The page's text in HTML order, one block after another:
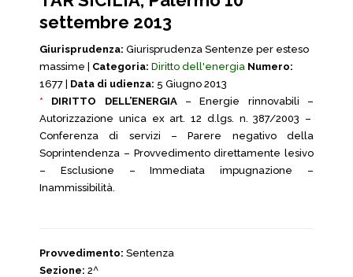
settembre 2013
Giurisprudenza: Giurisprudenza Sentenze per esteso
massime | Categoria: Diritto dell'energia Numero:
1677 | Data di udienza: 5 Giugno 2013
* DIRITTO DELL’ENERGIA – Energie rinnovabili –
Autorizzazione unica ex art. 12 d.lgs. n. 387/2003 –
Conferenza di servizi – Parere negativo della
Soprintendenza – Provvedimento direttamente lesivo
– Esclusione – Immediata impugnazione –
Inammissibilità.
Provvedimento: Sentenza
Sezione: 2^